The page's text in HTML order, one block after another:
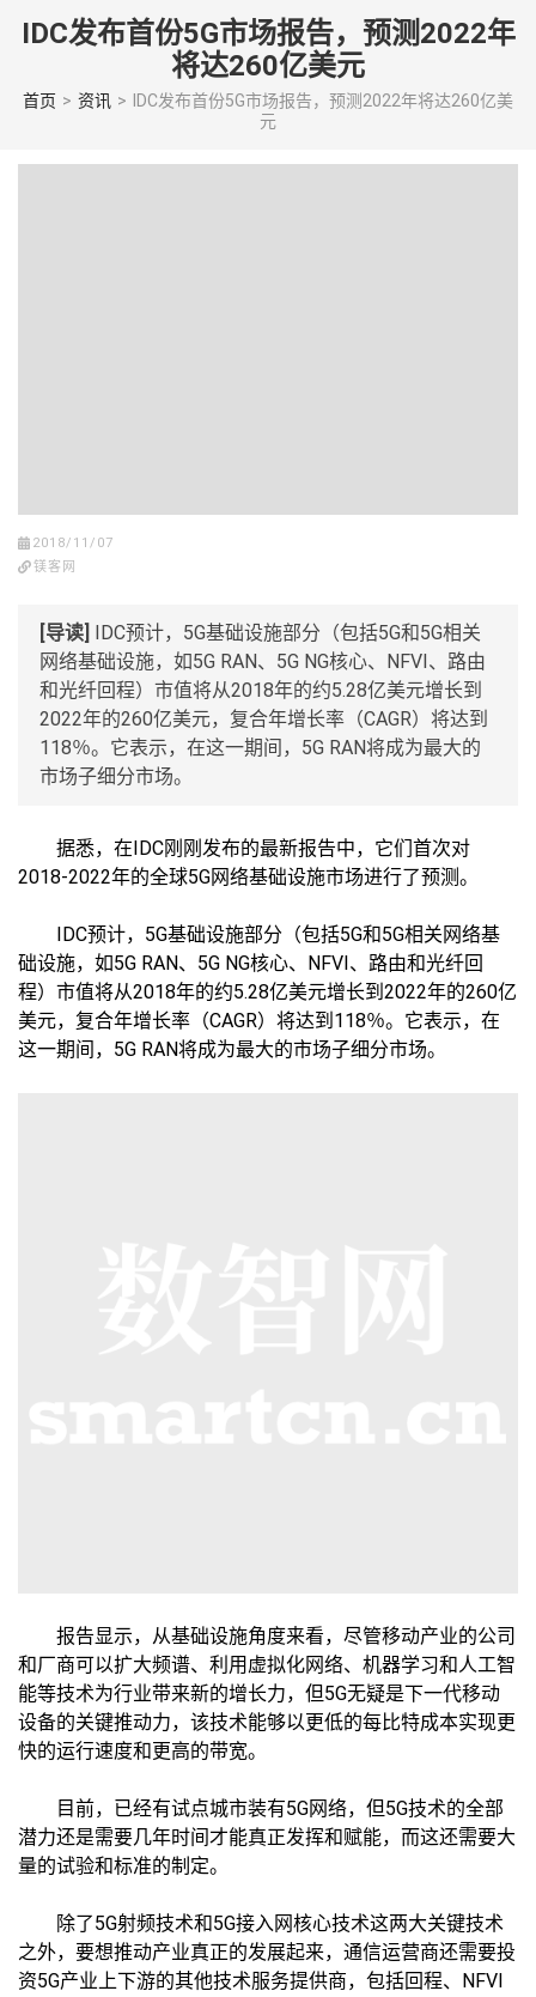
(Press
IDC发布首份5G市场报告，预测2022年
将达260亿美元
首页 > 资讯 >
IDC发布首份5G市场报告，预测2022年将达260亿美
元
2018/11/07
镁客网
[导读]
IDC预计，5G基础设施部分（包括5G和5G相关
网络基础设施，如5G RAN、5G NG核心、NFVI、路由
和光纤回程）市值将从2018年的约5.28亿美元增长到
2022年的260亿美元，复合年增长率（CAGR）将达到
118％。它表示，在这一期间，5G RAN将成为最大的
市场子细分市场。
据悉，在IDC刚刚发布的最新报告中，它们首次对
2018-2022年的全球5G网络基础设施市场进行了预测。
IDC预计，5G基础设施部分（包括5G和5G相关网络基
础设施，如5G RAN、5G NG核心、NFVI、路由和光纤回
程）市值将从2018年的约5.28亿美元增长到2022年的260亿
美元，复合年增长率（CAGR）将达到118％。它表示，在
这一期间，5G RAN将成为最大的市场子细分市场。
报告显示，从基础设施角度来看，尽管移动产业的公司
和厂商可以扩大频谱、利用虚拟化网络、机器学习和人工智
能等技术为行业带来新的增长力，但5G无疑是下一代移动
设备的关键推动力，该技术能够以更低的每比特成本实现更
快的运行速度和更高的带宽。
目前，已经有试点城市装有5G网络，但5G技术的全部
潜力还是需要几年时间才能真正发挥和赋能，而这还需要大
量的试验和标准的制定。
除了5G射频技术和5G接入网核心技术这两大关键技术
之外，要想推动产业真正的发展起来，通信运营商还需要投
资5G产业上下游的其他技术服务提供商，包括回程、NFVI